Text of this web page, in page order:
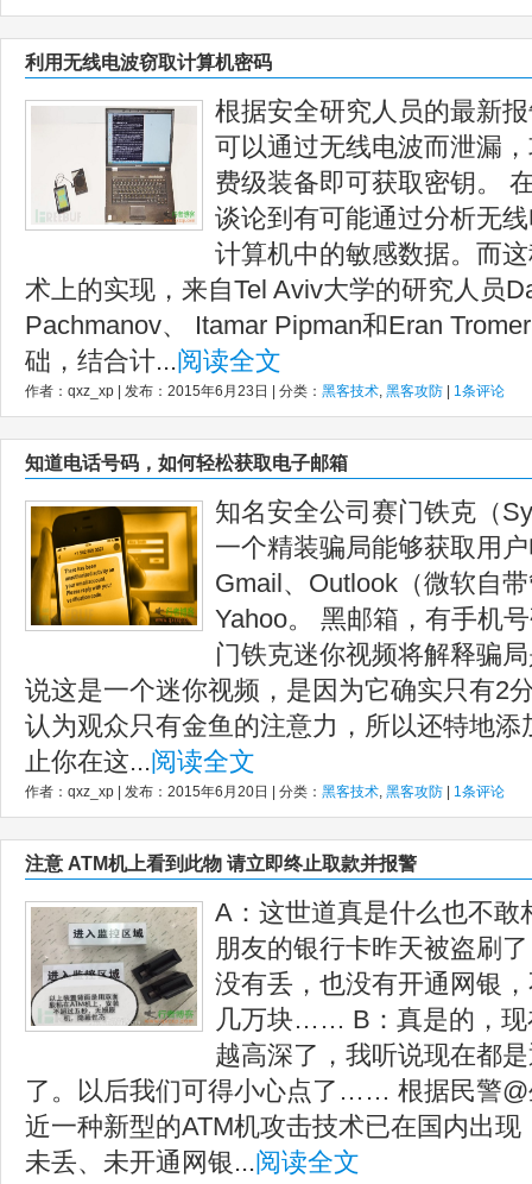
利用无线电波窃取计算机密码
根据安全研究人员的最新
可以通过无线电波而泄漏
费级装备即可获取密钥。
谈论到有可能通过分析无
计算机中的敏感数据。而
术上的实现，来自Tel Aviv大学的研究人员
Pachmanov、 Itamar Pipman和Eran
础，结合计...阅读全文
作者：qxz_xp | 发布：2015年6月23日 | 分类： 黑客技术, 黑客攻防 1条评论
知道电话号码，如何轻松获取电子邮箱
知名安全公司赛门铁克（
一个精装骗局能够获取用
Gmail、Outlook（微软自
Yahoo。 黑邮箱，有手机
门铁克迷你视频将解释骗
说这是一个迷你视频，是因为它确实只有2
认为观众只有金鱼的注意力，所以还特地
止你在这...阅读全文
作者：qxz_xp | 发布：2015年6月20日 | 分类： 黑客技术, 黑客攻防 1条评论
注意 ATM机上看到此物 请立即终止取款并报警
A：这世道真是什么也不敢
朋友的银行卡昨天被盗刷
没有丢，也没有开通网银
几万块…… B：真是的，现
越高深了，我听说现在都
了。以后我们可得小心点了…… 根据民警
近一种新型的ATM机攻击技术已在国内出
未丢、未开通网银...阅读全文